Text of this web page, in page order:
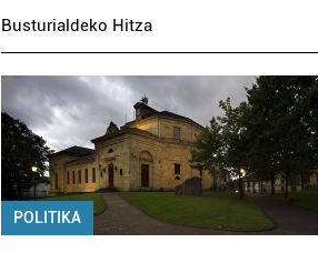
Busturialdeko Hitza
POLITIKA